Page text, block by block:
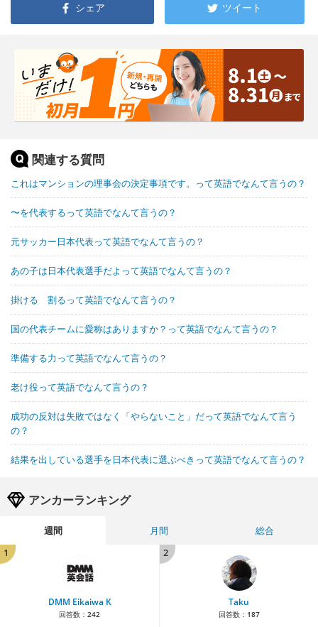
シェア ツイート
関連する質問
これはマンションの理事会の決定事項です。って英語でなんて言うの？
〜を代表するって英語でなんて言うの？
元サッカー日本代表って英語でなんて言うの？
あの子は日本代表選手だよって英語でなんて言うの？
掛ける 割るって英語でなんて言うの？
国の代表チームに愛称はありますか？って英語でなんて言うの？
準備する力って英語でなんて言うの？
老け役って英語でなんて言うの？
成功の反対は失敗ではなく「やらないこと」だって英語でなんて言う
の？
結果を出している選手を日本代表に選ぶべきって英語でなんて言うの？
アンカーランキング
週間 月間
総合
1
DMM Eikaiwa K
回答数： 242
2
Taku
回答数： 187